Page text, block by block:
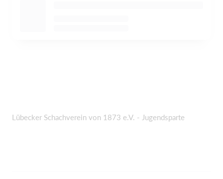
Lübecker Schachverein von 1873 e.V. - Jugendsparte